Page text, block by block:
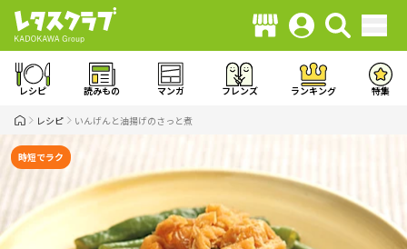
レシピ 読みもの マンガ フレンズ ランキング 特集
レシピ いんげんと油揚げのさっと煮
時短でラク